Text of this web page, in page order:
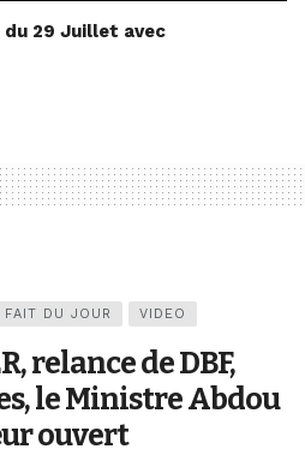
du 29 Juillet avec
FAIT DU JOUR VIDEO
relance de DBF,
le Ministre Abdou
ouvert